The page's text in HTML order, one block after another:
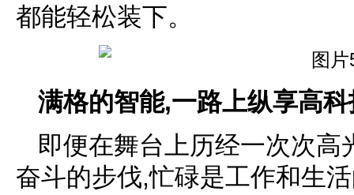
都能轻松装下。
满格的智能,一路上纵享高科
即便在舞台上历经一次次
奋斗的步伐,忙碌是工作和生